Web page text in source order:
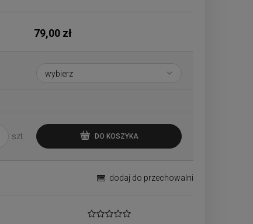
79,00 zł
szt. DO KOSZYKA
dodaj do przechowalni